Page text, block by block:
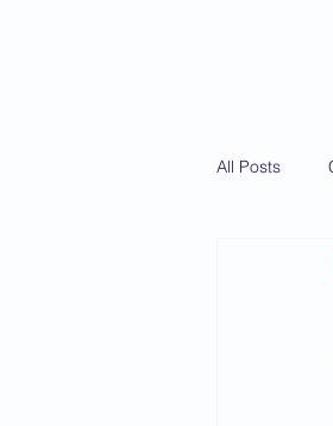
All Posts
Martín